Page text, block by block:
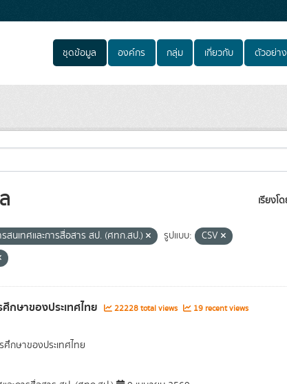
ชุดข้อมูล องค์กร กลุ่ม เกี่ยวกับ ตัวอย่า
เรียงโ
รสนเทศและการสื่อสาร สป. (ศทก.สป.) รูปแบบ:
CSV
กษาของประเทศไทย 22228 total views 19 recent views
ศึกษาของประเทศไทย